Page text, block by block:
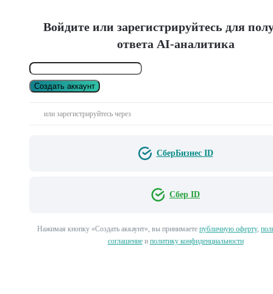
Войдите или зарегистрируйтесь для
ответа AI-аналитика
Создать аккаунт
или зарегистрируйтесь через
СберБизнес ID
Сбер ID
Нажимая кнопку «Создать аккаунт», вы принимаете публичную оферту,
соглашениеи политику конфиденциальности